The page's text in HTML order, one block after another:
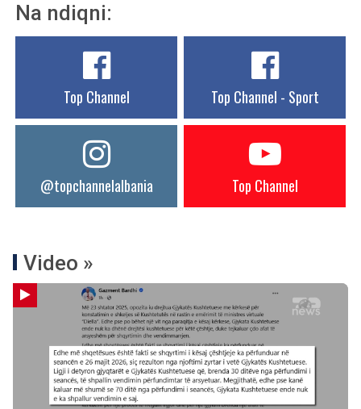
Na ndiqni:
Top Channel Top Channel - Sport
@topchannelalbania Top Channel
Video »